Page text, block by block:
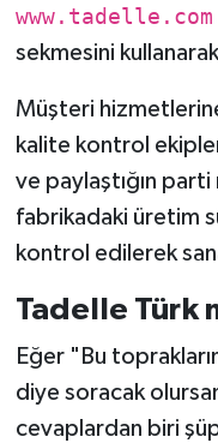
www.tadelle.com
sekmesini
Müşteri
kalite kontrol
ve paylaştığın parti
fabrikadaki üretim
kontrol edilerek
Tadelle Türk
Eğer "Bu
diye soracak
cevaplardan biri